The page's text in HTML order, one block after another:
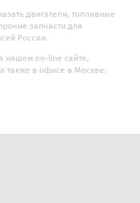
двигатели, топливные
запчасти для
России.
нашем on-line сайте,
также в офисе в Москве.